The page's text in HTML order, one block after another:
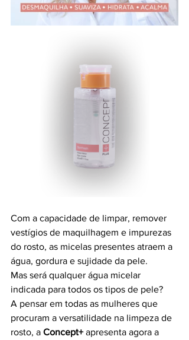
Com a capacidade de limpar, remover
vestígios de maquilhagem e impurezas
do rosto, as micelas presentes atraem a
água, gordura e sujidade da pele.
Mas será qualquer água micelar
indicada para todos os tipos de pele?
A pensar em todas as mulheres que
procuram a versatilidade na limpeza de
rosto, a Concept+ apresenta agora a